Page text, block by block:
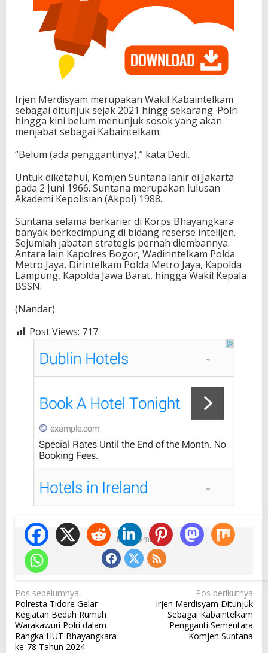
Irjen Merdisyam merupakan Wakil Kabaintelkam
sebagai ditunjuk sejak 2021 hingg sekarang. Polri
hingga kini belum menunjuk sosok yang akan
menjabat sebagai Kabaintelkam.
“Belum (ada penggantinya),” kata Dedi.
Untuk diketahui, Komjen Suntana lahir di Jakarta
pada 2 Juni 1966. Suntana merupakan lulusan
Akademi Kepolisian (Akpol) 1988.
Suntana selama berkarier di Korps Bhayangkara
banyak berkecimpung di bidang reserse intelijen.
Sejumlah jabatan strategis pernah diembannya.
Antara lain Kapolres Bogor, Wadirintelkam Polda
Metro Jaya, Dirintelkam Polda Metro Jaya, Kapolda
Lampung, Kapolda Jawa Barat, hingga Wakil Kepala
BSSN.
(Nandar)
Post Views: 717
Ikuti Kami
N
a
v
i
Pos sebelumnya
Polresta Tidore Gelar
Kegiatan Bedah Rumah
Warakawuri Polri dalam
Rangka HUT Bhayangkara
ke-78 Tahun 2024
Pos berikutnya
Irjen Merdisyam Ditunjuk
Sebagai Kabaintelkam
Pengganti Sementara
Komjen Suntana